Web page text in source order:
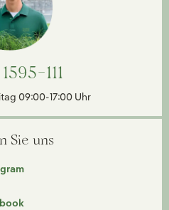
111
09:00-17:00 Uhr
Sie uns